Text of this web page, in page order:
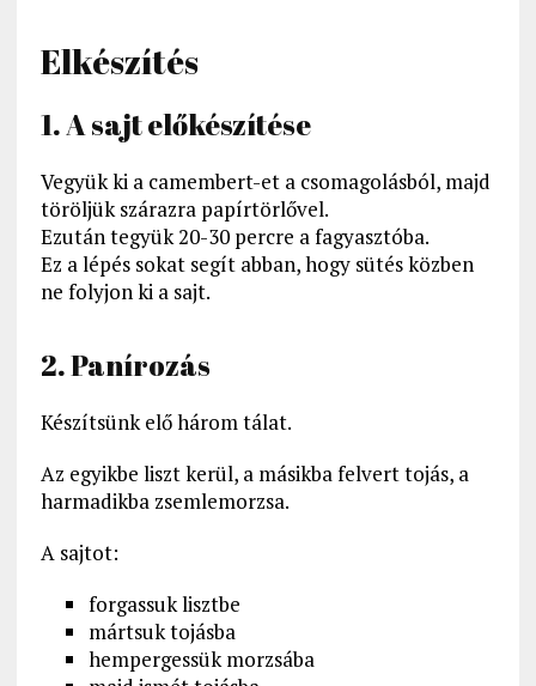
Elkészítés
1. A sajt előkészítése
Vegyük ki a camembert-et a csomagolásból, majd
töröljük szárazra papírtörlővel.
Ezután tegyük 20-30 percre a fagyasztóba.
Ez a lépés sokat segít abban, hogy sütés közben
ne folyjon ki a sajt.
2. Panírozás
Készítsünk elő három tálat.
Az egyikbe liszt kerül, a másikba felvert tojás, a
harmadikba zsemlemorzsa.
A sajtot:
forgassuk lisztbe
mártsuk tojásba
hempergessük morzsába